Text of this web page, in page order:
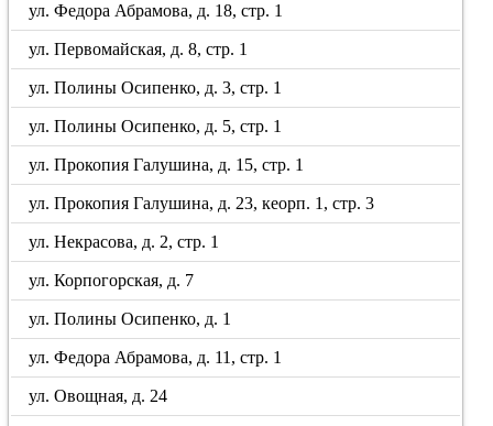
ул. Федора Абрамова, д. 18, стр. 1
ул. Первомайская, д. 8, стр. 1
ул. Полины Осипенко, д. 3, стр. 1
ул. Полины Осипенко, д. 5, стр. 1
ул. Прокопия Галушина, д. 15, стр. 1
ул. Прокопия Галушина, д. 23, кеорп. 1, стр. 3
ул. Некрасова, д. 2, стр. 1
ул. Корпогорская, д. 7
ул. Полины Осипенко, д. 1
ул. Федора Абрамова, д. 11, стр. 1
ул. Овощная, д. 24